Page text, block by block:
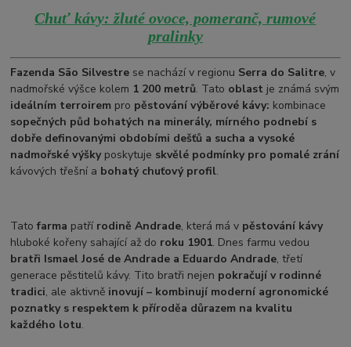
Chuť kávy: žluté ovoce, pomeranč, rumové
pralinky
Fazenda São Silvestre se nachází v regionu Serra do Salitre, v
nadmořské výšce kolem 1 200 metrů. Tato oblast je známá svým
ideálním terroirem pro pěstování výběrové kávy: kombinace
sopečných půd bohatých na minerály, mírného podnebí s
dobře definovanými obdobími dešťů a sucha a vysoké
nadmořské výškyposkytuje skvělé podmínky pro pomalé zrání
kávových třešní a bohatý chuťový profil.
Tatofarma patří rodině Andrade, která má v pěstování kávy
hluboké kořeny sahající až do roku 1901. Dnes farmu vedou
bratři Ismael José de Andrade a Eduardo Andrade, třetí
generace pěstitelů kávy. Tito bratři nejen pokračují v rodinné
tradici, ale aktivně inovují – kombinují moderní agronomické
poznatky s respektem k příroděa důrazem na kvalitu
každého lotu.